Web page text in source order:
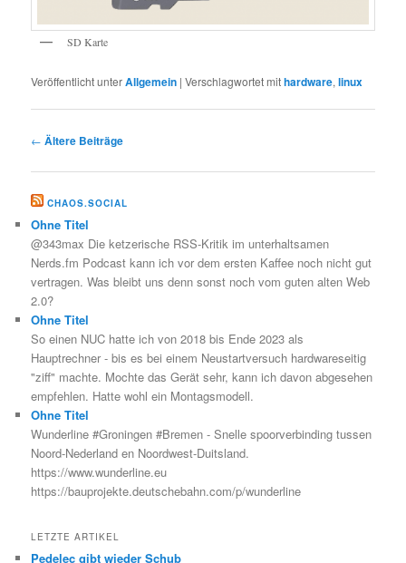
SD Karte
Veröffentlicht unterAllgemein |Verschlagwortet mithardware,linux
Beitragsnavigation
← Ältere Beiträge
CHAOS.SOCIAL
Ohne Titel
@343max Die ketzerische RSS-Kritik im unterhaltsamen
Nerds.fm Podcast kann ich vor dem ersten Kaffee noch nicht gut
vertragen. Was bleibt uns denn sonst noch vom guten alten Web
2.0?
Ohne Titel
So einen NUC hatte ich von 2018 bis Ende 2023 als
Hauptrechner - bis es bei einem Neustartversuch hardwareseitig
"ziff" machte. Mochte das Gerät sehr, kann ich davon abgesehen
empfehlen. Hatte wohl ein Montagsmodell.
Ohne Titel
Wunderline #Groningen #Bremen - Snelle spoorverbinding tussen
Noord-Nederland en Noordwest-Duitsland.
https://www.wunderline.eu
https://bauprojekte.deutschebahn.com/p/wunderline
LETZTE ARTIKEL
Pedelec gibt wieder Schub